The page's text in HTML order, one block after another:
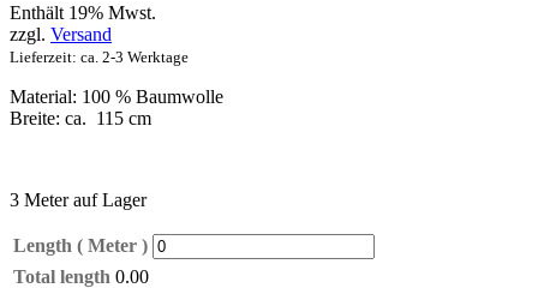
Enthält 19% Mwst.
zzgl. Versand
Lieferzeit: ca. 2-3 Werktage
Material: 100 % Baumwolle
Breite: ca. 115 cm
3 Meter auf Lager
Length ( Meter )
Total length 0.00